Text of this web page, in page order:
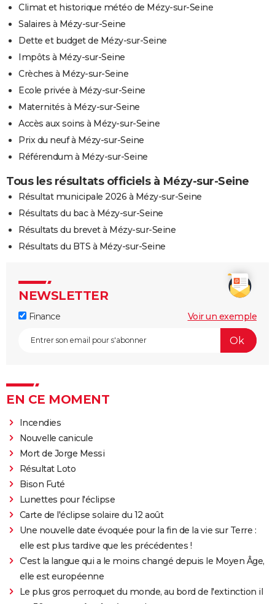
Climat et historique météo de Mézy-sur-Seine
Salaires à Mézy-sur-Seine
Dette et budget de Mézy-sur-Seine
Impôts à Mézy-sur-Seine
Crèches à Mézy-sur-Seine
Ecole privée à Mézy-sur-Seine
Maternités à Mézy-sur-Seine
Accès aux soins à Mézy-sur-Seine
Prix du neuf à Mézy-sur-Seine
Référendum à Mézy-sur-Seine
Tous les résultats officiels à Mézy-sur-Seine
Résultat municipale 2026 à Mézy-sur-Seine
Résultats du bac à Mézy-sur-Seine
Résultats du brevet à Mézy-sur-Seine
Résultats du BTS à Mézy-sur-Seine
NEWSLETTER
Finance Voir un exemple
EN CE MOMENT
Incendies
Nouvelle canicule
Mort de Jorge Messi
Résultat Loto
Bison Futé
Lunettes pour l'éclipse
Carte de l'éclipse solaire du 12 août
Une nouvelle date évoquée pour la fin de la vie sur Terre :
elle est plus tardive que les précédentes !
C'est la langue qui a le moins changé depuis le Moyen Âge,
elle est européenne
Le plus gros perroquet du monde, au bord de l'extinction il